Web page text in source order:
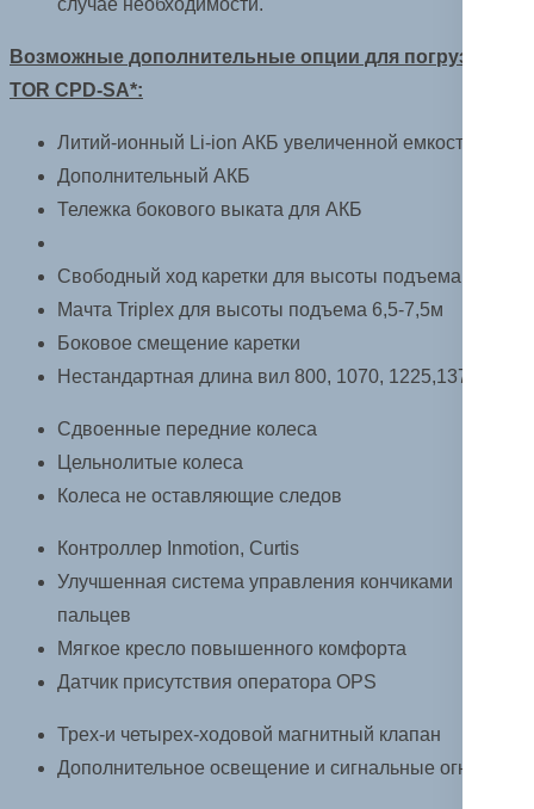
случае необходимости.
Возможные дополнительные опции для погрузчиков
TOR CPD-SA*:
Литий-ионный Li-ion АКБ увеличенной емкости
Дополнительный АКБ
Тележка бокового выката для АКБ
Свободный ход каретки для высоты подъема 3-4м
Мачта Triplex для высоты подъема 6,5-7,5м
Боковое смещение каретки
Нестандартная длина вил 800, 1070, 1225,1370мм
Сдвоенные передние колеса
Цельнолитые колеса
Колеса не оставляющие следов
Контроллер Inmotion, Curtis
Улучшенная система управления кончиками
пальцев
Мягкое кресло повышенного комфорта
Датчик присутствия оператора OPS
Трех-и четырех-ходовой магнитный клапан
Дополнительное освещение и сигнальные огни